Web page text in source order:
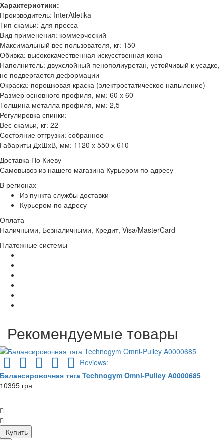
Характеристики:
Производитель: InterAtletika
Тип скамьи: для пресса
Вид применения: коммерческий
Максимальный вес пользователя, кг: 150
Обивка: высококачественная искусственная кожа
Наполнитель: двухслойный пенополиуретан, устойчивый к усадке,
не подвергается деформации
Окраска: порошковая краска (электростатическое напыление)
Размер основного профиля, мм: 60 х 60
Толщина металла профиля, мм: 2,5
Регулировка спинки: -
Вес скамьи, кг: 22
Состояние отгрузки: собранное
Габариты ДхШхВ, мм: 1120 х 550 х 610
Доставка По Киеву
Самовывоз из нашего магазина Курьером по адресу
В регионах
Из пункта службы доставки
Курьером по адресу
Оплата
Наличными, Безналичными, Кредит, Visa/MasterCard
Платежные системы
Рекомендуемые товары
Reviews:
Балансировочная тяга Technogym Omni-Pulley A0000685
10395 грн
Купить